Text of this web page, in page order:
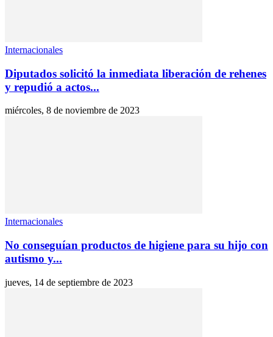
Internacionales
Diputados solicitó la inmediata liberación de rehenes
y repudió a actos...
miércoles, 8 de noviembre de 2023
Internacionales
No conseguían productos de higiene para su hijo con
autismo y...
jueves, 14 de septiembre de 2023